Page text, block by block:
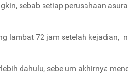
sebab setiap perusahaan
lambat 72 jam setelah kejadian,
dahulu, sebelum akhirnya